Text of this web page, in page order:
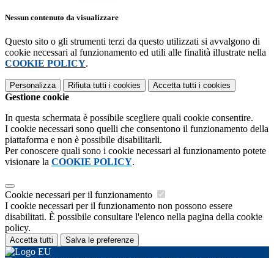
Nessun contenuto da visualizzare
Questo sito o gli strumenti terzi da questo utilizzati si avvalgono di
cookie necessari al funzionamento ed utili alle finalità illustrate nella
COOKIE POLICY.
Personalizza Rifiuta tutti i cookies Accetta tutti i cookies
Gestione cookie
In questa schermata è possibile scegliere quali cookie consentire.
I cookie necessari sono quelli che consentono il funzionamento della
piattaforma e non è possibile disabilitarli.
Per conoscere quali sono i cookie necessari al funzionamento potete
visionare la COOKIE POLICY.
Cookie necessari per il funzionamento
I cookie necessari per il funzionamento non possono essere
disabilitati. È possibile consultare l'elenco nella pagina della cookie
policy.
Accetta tutti Salva le preferenze